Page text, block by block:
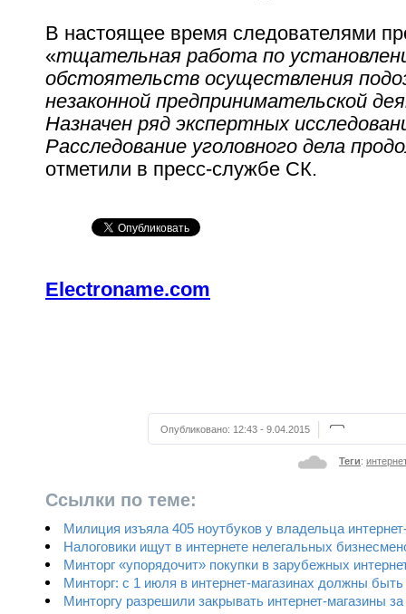
В настоящее время следователями
«тщательная работа по
обстоятельств осуществления
незаконной предпринимательской
Назначен ряд экспертных
Расследование уголовного дела
отметили в пресс-службе СК.
Electroname.com
Опубликовано: 12:43 - 9.04.2015
Теги:
Ссылки по теме:
Милиция изъяла 405 ноутбуков у владельца
Налоговики ищут в интернете нелегальных
Минторг «упорядочит» покупки в зарубежных
Минторг: с 1 июля в интернет-магазинах должны
Минторгу разрешили закрывать интернет-магазины